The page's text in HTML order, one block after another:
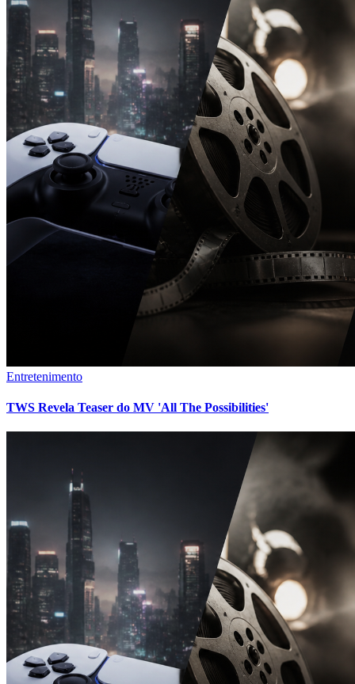
Entretenimento
TWS Revela Teaser do MV 'All The Possibilities'